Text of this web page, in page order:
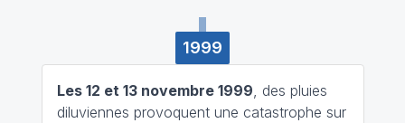
1999
Les 12 et 13 novembre 1999, des pluies
diluviennes provoquent une catastrophe sur